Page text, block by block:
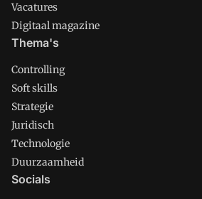
Vacatures
Digitaal magazine
Thema's
Controlling
Soft skills
Strategie
Juridisch
Technologie
Duurzaamheid
Socials